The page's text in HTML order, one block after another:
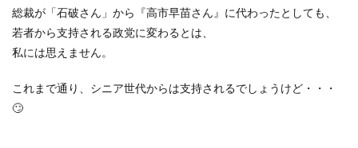
総裁が「石破さん」から『高市早苗さん』に代わったとしても、
若者から支持される政党に変わるとは、
私には思えません。
これまで通り、シニア世代からは支持されるでしょうけど・・・
🙄